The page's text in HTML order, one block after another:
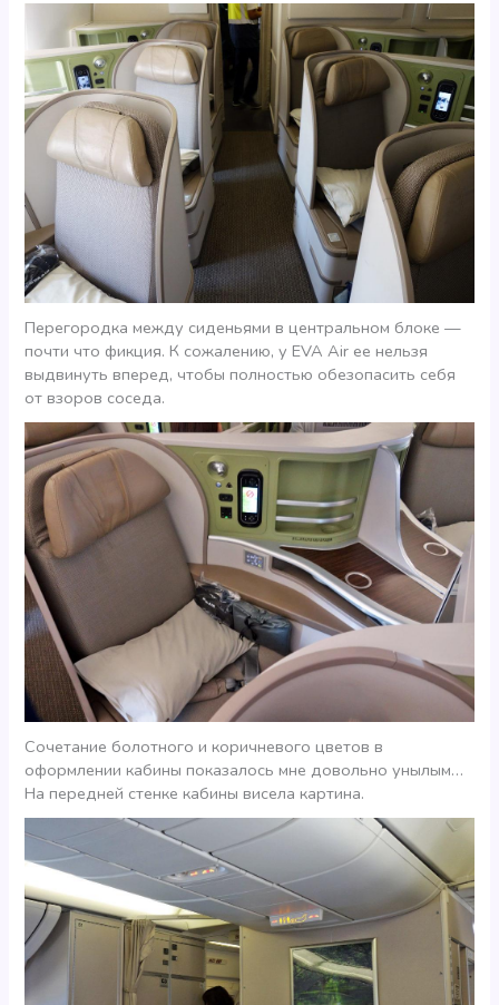
Перегородка между сиденьями в центральном блоке —
почти что фикция. К сожалению, у EVA Air ее нельзя
выдвинуть вперед, чтобы полностью обезопасить себя
от взоров соседа.
Сочетание болотного и коричневого цветов в
оформлении кабины показалось мне довольно унылым…
На передней стенке кабины висела картина.